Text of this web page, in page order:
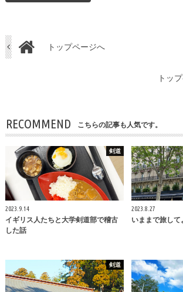
トップページへ
トッ
RECOMMEND こちらの記事も人気です。
剣道
2023.9.14
イギリス人たちと大学剣道部で稽古
した話
2023.8.27
いままで旅して
剣道